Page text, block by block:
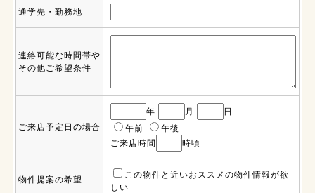
通学先・勤務地
連絡可能な時間帯や
その他ご希望条件
ご来店予定日の場合
年 月
日
午前
午後
ご来店時間
時頃
物件提案の希望
この物件と近いおススメの物件情報が欲
しい